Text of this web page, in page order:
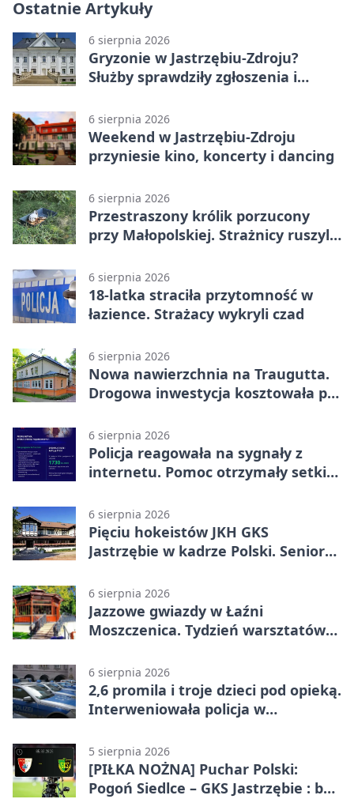
Ostatnie Artykuły
6 sierpnia 2026
Gryzonie w Jastrzębiu-Zdroju?
Służby sprawdziły zgłoszenia i
6 sierpnia 2026
Weekend w Jastrzębiu-Zdroju
przyniesie kino, koncerty i dancing
6 sierpnia 2026
Przestraszony królik porzucony
przy Małopolskiej. Strażnicy ruszyli
6 sierpnia 2026
18-latka straciła przytomność w
łazience. Strażacy wykryli czad
6 sierpnia 2026
Nowa nawierzchnia na Traugutta.
Drogowa inwestycja kosztowała pół
6 sierpnia 2026
Policja reagowała na sygnały z
internetu. Pomoc otrzymały setki
6 sierpnia 2026
Pięciu hokeistów JKH GKS
Jastrzębie w kadrze Polski. Seniorzy
6 sierpnia 2026
Jazzowe gwiazdy w Łaźni
Moszczenica. Tydzień warsztatów
6 sierpnia 2026
2,6 promila i troje dzieci pod opieką.
Interweniowała policja w
5 sierpnia 2026
[PIŁKA NOŻNA] Puchar Polski:
Pogoń Siedlce – GKS Jastrzębie : bez